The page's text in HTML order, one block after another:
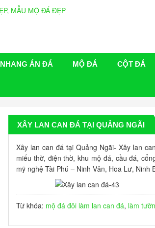
NHANG ÁN ĐÁ MỘ ĐÁ CỘT ĐÁ
XÂY LAN CAN ĐÁ TẠI QUẢNG NGÃI
Xây lan can đá tại Quảng Ngãi- Xây lan
miếu thờ, điện thờ, khu mộ đá, cầu đá,
mỹ nghệ Tài Phú – Ninh Vân, Hoa Lư, Ninh
Từ khóa: mộ đá đôi làm lan can đá, làm